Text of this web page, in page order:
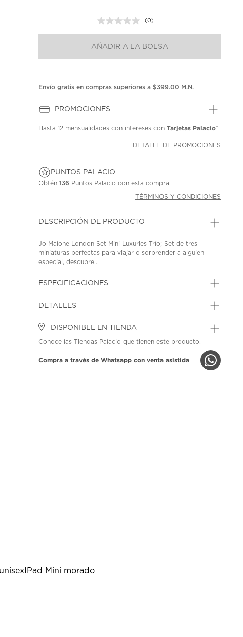
Sin
puntuación.
en
la
(0)
AÑADIR A LA BOLSA
Envío gratis en compras superiores a $399.00 M.N.
PROMOCIONES
Hasta12 mensualidades con intereses conTarjetas Palacio*
DETALLE DE PROMOCIONES
PUNTOS PALACIO
Obtén136 Puntos Palacio con esta compra.
TÉRMINOS Y CONDICIONES
DESCRIPCIÓN DE PRODUCTO
Jo Malone London Set Mini Luxuries Trío; Set de tres
miniaturas perfectas para viajar o sorprender a alguien
especial, descubre...
ESPECIFICACIONES
DETALLES
DISPONIBLE EN TIENDA
Conoce las Tiendas Palacio que tienen este producto.
Compra a través de Whatsapp con venta asistida
IPad Mini morado